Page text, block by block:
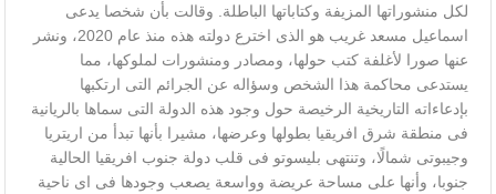
لكل منشوراتها المزيفة وكتاباتها الباطلة. وقالت بأن شخصا يدعى
اسماعيل مسعد غريب هو الذى اخترع دولته هذه منذ عام 2020، ونشر
عنها صورا لأغلفة كتب حولها، ومصادر ومنشورات لملوكها، مما
يستدعى محاكمة هذا الشخص وسؤاله عن الجرائم التى ارتكبها
بإدعاءاته التاريخية الرخيصة حول وجود هذه الدولة التى سماها بالريانية
فى منطقة شرق افريقيا بطولها وعرضها، مشيرا بأنها تبدأ من اريتريا
وجيبوتى شمالًا، وتنتهى بليسوتو فى قلب دولة جنوب افريقيا الحالية
جنوبا، وأنها على مساحة عريضة وواسعة يصعب وجودها فى اى ناحية